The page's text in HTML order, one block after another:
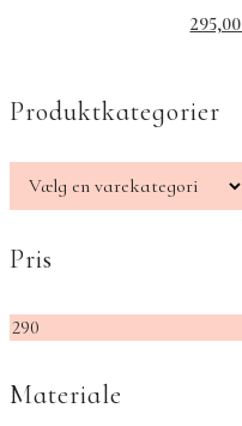
295,00
Produktkategorier
Pris
Mindste
Materiale